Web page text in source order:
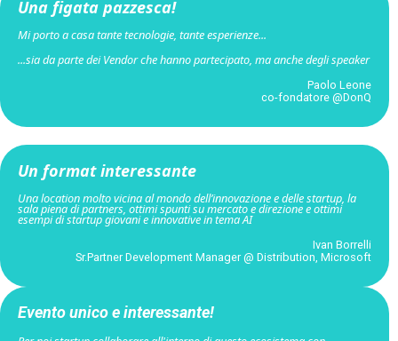
Una figata pazzesca!
Mi porto a casa tante tecnologie, tante esperienze...
...sia da parte dei Vendor che hanno partecipato, ma anche degli speaker
Paolo Leone
co-fondatore @DonQ
Un format interessante
Una location molto vicina al mondo dell’innovazione e delle startup, la
sala piena di partners, ottimi spunti su mercato e direzione e ottimi
esempi di startup giovani e innovative in tema AI
Ivan Borrelli
Sr.Partner Development Manager @ Distribution, Microsoft
Evento unico e interessante!